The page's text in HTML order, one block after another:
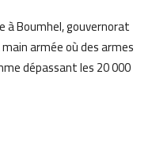
à Boumhel, gouvernorat
armée où des armes
dépassant les 20 000